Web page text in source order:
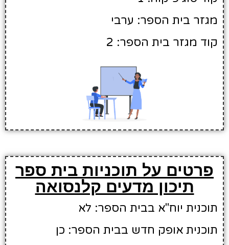
מגזר בית הספר: ערבי
קוד מגזר בית הספר: 2
פרטים על תוכניות בית ספר
תיכון מדעים קלנסואה
תוכנית יוח"א בבית הספר: לא
תוכנית אופק חדש בבית הספר: כן